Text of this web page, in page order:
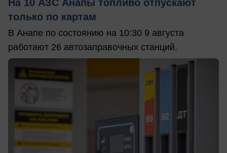
На 10 АЗС Анапы топливо отпускают
только по картам
В Анапе по состоянию на 10:30 9 августа
работают 26 автозаправочных станций.